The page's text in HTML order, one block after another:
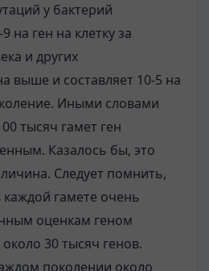
у бактерий
на ген на клетку за
и других
выше и составляет 10-5 на
Иными словами
тысяч гамет ген
Казалось бы, это
Следует помнить,
каждой гамете очень
оценкам геном
30 тысяч генов.
поколении около